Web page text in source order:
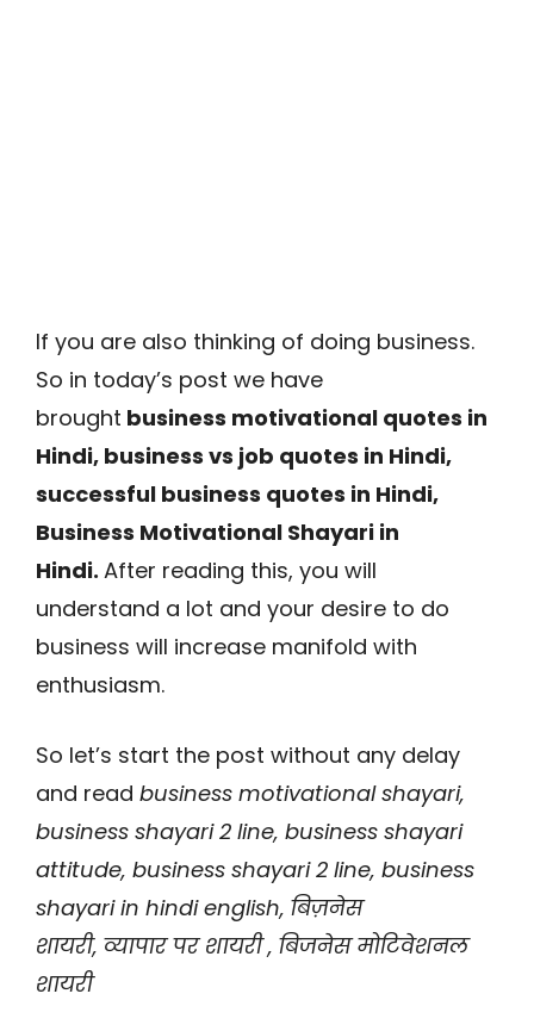
If you are also thinking of doing business.
So in today’s post we have
brought business motivational quotes in
Hindi, business vs job quotes in Hindi,
successful business quotes in Hindi,
Business Motivational Shayari in
Hindi. After reading this, you will
understand a lot and your desire to do
business will increase manifold with
enthusiasm.
So let’s start the post without any delay
and read business motivational shayari,
business shayari 2 line, business shayari
attitude, business shayari 2 line, business
shayari in hindi english, बिज़नेस
शायरी, व्यापार पर शायरी , बिजनेस मोटिवेशनल
शायरी